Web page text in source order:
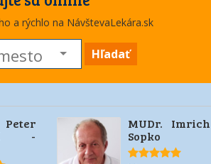
a rýchlo na NávštevaLekára.sk
Hľadať
-
MUDr. Imrich
Sopko